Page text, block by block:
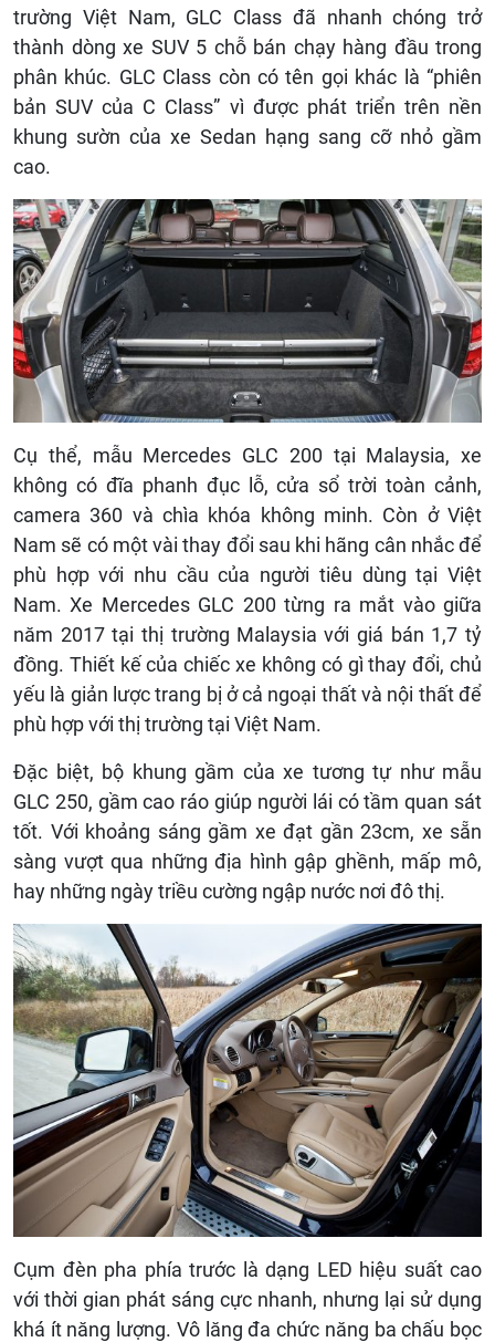
trường Việt Nam, GLC Class đã nhanh chóng trở
thành dòng xe SUV 5 chỗ bán chạy hàng đầu trong
phân khúc. GLC Class còn có tên gọi khác là “phiên
bản SUV của C Class” vì được phát triển trên nền
khung sườn của xe Sedan hạng sang cỡ nhỏ gầm
cao.
Cụ thể, mẫu Mercedes GLC 200 tại Malaysia, xe
không có đĩa phanh đục lỗ, cửa sổ trời toàn cảnh,
camera 360 và chìa khóa không minh. Còn ở Việt
Nam sẽ có một vài thay đổi sau khi hãng cân nhắc để
phù hợp với nhu cầu của người tiêu dùng tại Việt
Nam. Xe Mercedes GLC 200 từng ra mắt vào giữa
năm 2017 tại thị trường Malaysia với giá bán 1,7 tỷ
đồng. Thiết kế của chiếc xe không có gì thay đổi, chủ
yếu là giản lược trang bị ở cả ngoại thất và nội thất để
phù hợp với thị trường tại Việt Nam.
Đặc biệt, bộ khung gầm của xe tương tự như mẫu
GLC 250, gầm cao ráo giúp người lái có tầm quan sát
tốt. Với khoảng sáng gầm xe đạt gần 23cm, xe sẵn
sàng vượt qua những địa hình gập ghềnh, mấp mô,
hay những ngày triều cường ngập nước nơi đô thị.
Cụm đèn pha phía trước là dạng LED hiệu suất cao
với thời gian phát sáng cực nhanh, nhưng lại sử dụng
khá ít năng lượng. Vô lăng đa chức năng ba chấu bọc